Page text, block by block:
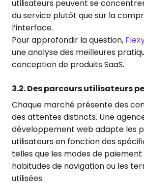
utilisateurs peuvent se
du service plutôt que sur la
l’interface.
Pour approfondir la question,
une analyse des meilleures
conception de produits SaaS.
3.2. Des parcours utilisateurs
Chaque marché présente des
des attentes distincts. Une
développement web adapte les
utilisateurs en fonction des
telles que les modes de
habitudes de navigation ou les
utilisées.